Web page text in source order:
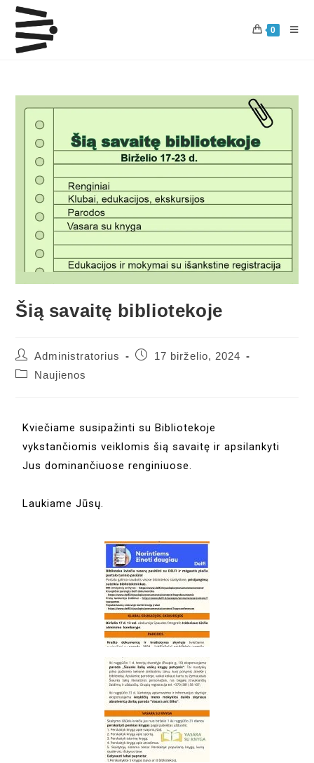
0
Šią savaitę bibliotekoje
Administratorius
17 birželio, 2024
Naujienos
Kviečiame susipažinti su Bibliotekoje
vykstančiomis veiklomis šią savaitę ir apsilankyti
Jus dominančiuose renginiuose.
Laukiame Jūsų.